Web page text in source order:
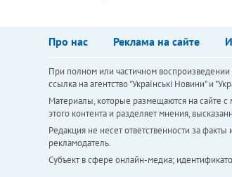
Про нас Реклама на сайте
При полном или частичном
ссылка на агентство "Українськi Новини" и
Материалы, которые размещаются на сайте с
этого контента и разделяет мнения,
Редакция не несет ответственности за
рекламодатель.
Субъект в сфере онлайн-медиа;